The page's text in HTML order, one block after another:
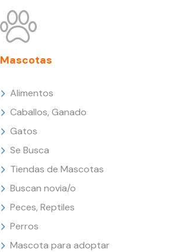
Mascotas
Alimentos
Caballos, Ganado
Gatos
Se Busca
Tiendas de Mascotas
Buscan novia/o
Peces, Reptiles
Perros
Mascota para adoptar